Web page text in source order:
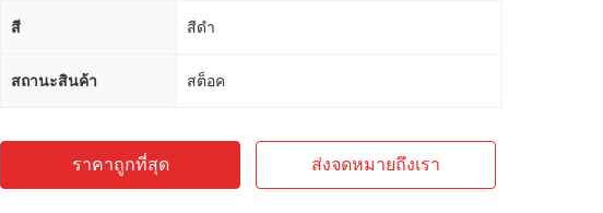
สี สีดํา
สถานะสินค้า สต็อค
ราคาถูกที่สุด ส่งจดหมายถึงเรา